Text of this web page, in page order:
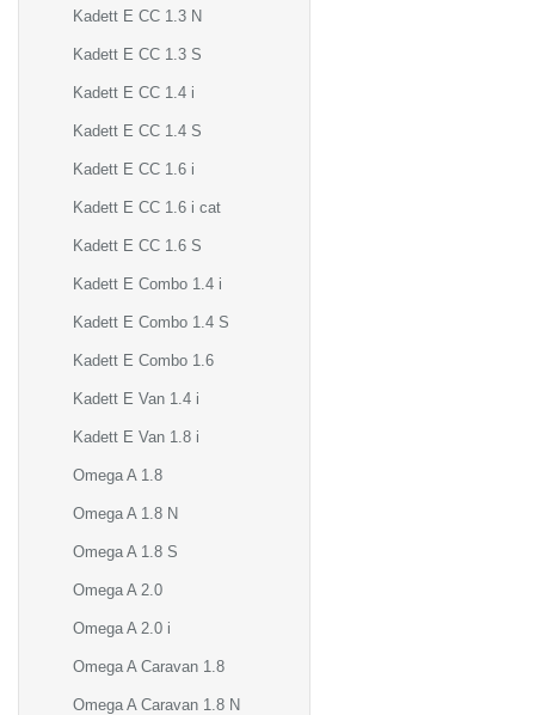
Kadett E CC 1.3 N
Kadett E CC 1.3 S
Kadett E CC 1.4 i
Kadett E CC 1.4 S
Kadett E CC 1.6 i
Kadett E CC 1.6 i cat
Kadett E CC 1.6 S
Kadett E Combo 1.4 i
Kadett E Combo 1.4 S
Kadett E Combo 1.6
Kadett E Van 1.4 i
Kadett E Van 1.8 i
Omega A 1.8
Omega A 1.8 N
Omega A 1.8 S
Omega A 2.0
Omega A 2.0 i
Omega A Caravan 1.8
Omega A Caravan 1.8 N